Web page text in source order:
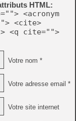
HTML:
<acronym
<cite>
<q cite="">
Votre nom *
Votre adresse email *
Votre site internet